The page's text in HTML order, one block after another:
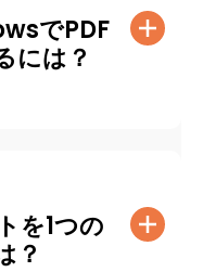
でPDF
には？
を1つの
？